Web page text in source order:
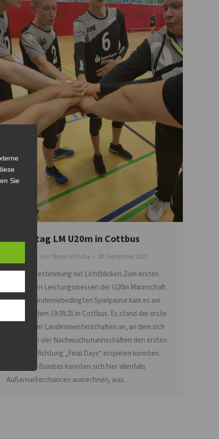
1.Spieltag LM U20m in Cottbus
Von Steven Fritsche 20. September 2021
Standortbestimmung mit Lichtblicken Zum ersten
ernsthaften Leistungsmessen der U20m Mannschaft
seit der pandemiebedingten Spielpause kam es am
Sonntag, dem 19.09.21 in Cottbus. Es stand der erste
Spieltag der Landesmeisterschaften an, an dem sich
die besten vier Nachwuchsmannschaften den ersten
Schritt in Richtung „Final Days“ erspielen konnten.
Die Volley-Bombas konnten sich hier allenfalls
Außenseiterchancen ausrechnen, was…
Sie